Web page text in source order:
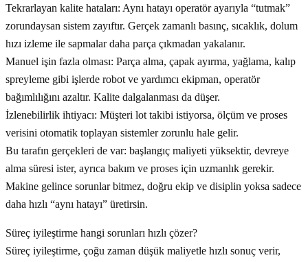
Tekrarlayan kalite hataları: Aynı hatayı operatör ayarıyla “tutmak”
zorundaysan sistem zayıftır. Gerçek zamanlı basınç, sıcaklık, dolum
hızı izleme ile sapmalar daha parça çıkmadan yakalanır.
Manuel işin fazla olması: Parça alma, çapak ayırma, yağlama, kalıp
spreyleme gibi işlerde robot ve yardımcı ekipman, operatör
bağımlılığını azaltır. Kalite dalgalanması da düşer.
İzlenebilirlik ihtiyacı: Müşteri lot takibi istiyorsa, ölçüm ve proses
verisini otomatik toplayan sistemler zorunlu hale gelir.
Bu tarafın gerçekleri de var: başlangıç maliyeti yüksektir, devreye
alma süresi ister, ayrıca bakım ve proses için uzmanlık gerekir.
Makine gelince sorunlar bitmez, doğru ekip ve disiplin yoksa sadece
daha hızlı “aynı hatayı” üretirsin.
Süreç iyileştirme hangi sorunları hızlı çözer?
Süreç iyileştirme, çoğu zaman düşük maliyetle hızlı sonuç verir,